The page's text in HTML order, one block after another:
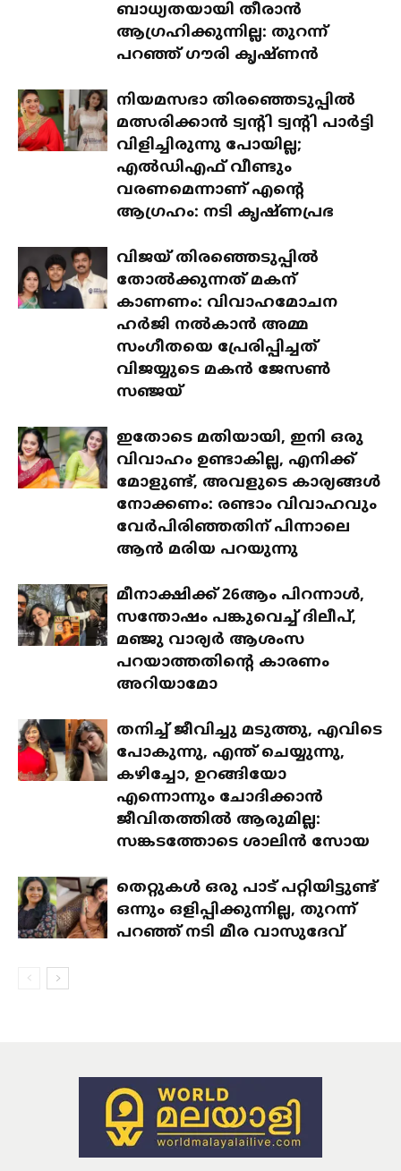
ബാധ്യതയായി തീരാൻ
ആഗ്രഹിക്കുന്നില്ല: തുറന്ന്
പറഞ്ഞ് ഗൗരി കൃഷ്ണൻ
നിയമസഭാ തിരഞ്ഞെടുപ്പിൽ
മത്സരിക്കാൻ ട്വന്റി ട്വന്റി പാർട്ടി
വിളിച്ചിരുന്നു പോയില്ല;
എൽഡിഎഫ് വീണ്ടും
വരണമെന്നാണ് എന്റെ
ആഗ്രഹം: നടി കൃഷ്ണപ്രഭ
വിജയ് തിരഞ്ഞെടുപ്പിൽ
തോൽക്കുന്നത് മകന്
കാണണം: വിവാഹമോചന
ഹർജി നൽകാൻ അമ്മ
സംഗീതയെ പ്രേരിപ്പിച്ചത്
വിജയ്യുടെ മകൻ ജേസൺ
സഞ്ജയ്
ഇതോടെ മതിയായി, ഇനി ഒരു
വിവാഹം ഉണ്ടാകില്ല, എനിക്ക്
മോളുണ്ട്, അവളുടെ കാര്യങ്ങൾ
നോക്കണം: രണ്ടാം വിവാഹവും
വേർപിരിഞ്ഞതിന് പിന്നാലെ
ആൻ മരിയ പറയുന്നു
മീനാക്ഷിക്ക് 26ആം പിറന്നാൾ,
സന്തോഷം പങ്കുവെച്ച് ദിലീപ്,
മഞ്ജു വാര്യർ ആശംസ
പറയാത്തതിന്റെ കാരണം
അറിയാമോ
തനിച്ച് ജീവിച്ചു മടുത്തു, എവിടെ
പോകുന്നു, എന്ത് ചെയ്യുന്നു,
കഴിച്ചോ, ഉറങ്ങിയോ
എന്നൊന്നും ചോദിക്കാൻ
ജീവിതത്തിൽ ആരുമില്ല:
സങ്കടത്തോടെ ശാലിൻ സോയ
തെറ്റുകൾ ഒരു പാട് പറ്റിയിട്ടുണ്ട്
ഒന്നും ഒളിപ്പിക്കുന്നില്ല, തുറന്ന്
പറഞ്ഞ് നടി മീര വാസുദേവ്